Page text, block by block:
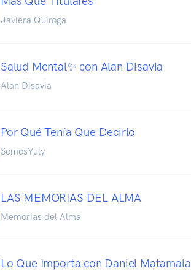
Javiera Quiroga
Salud Mental✨ con Alan Disavia
Alan Disavia
Por Qué Tenía Que Decirlo
SomosYuly
LAS MEMORIAS DEL ALMA
Memorias del Alma
Lo Que Importa con Daniel Matamala